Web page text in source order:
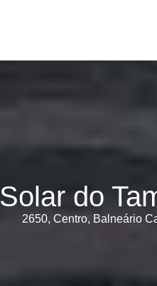
Solar do
2650, Centro, Balneário